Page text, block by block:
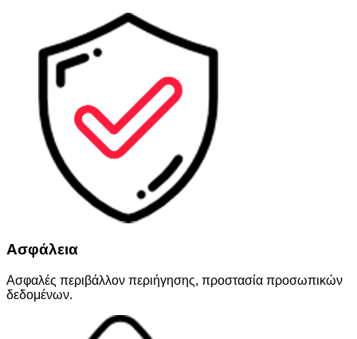
Ασφάλεια
Ασφαλές περιβάλλον περιήγησης, προστασία προσωπικών
δεδομένων.